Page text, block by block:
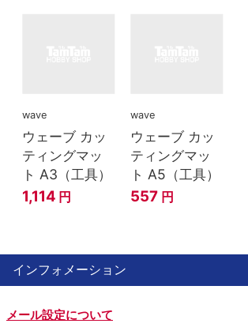
wave
ウェーブ カッ
ティングマッ
ト A3（工具）
1,114 円
wave
ウェーブ カッ
ティングマッ
ト A5（工具）
557 円
インフォメーション
メール設定について